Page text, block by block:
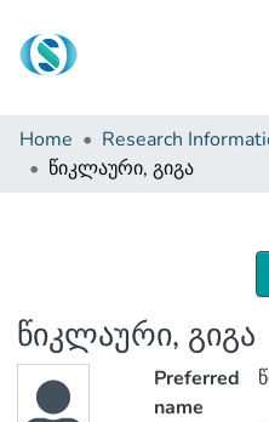
Communities & Collections
Browse
Home Research
წიკლაური, გიგა
წიკლაური, გიგა
Preferred
name